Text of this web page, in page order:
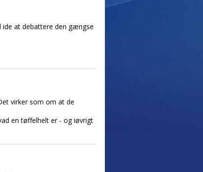
at debattere den gængse
virker som om at de
en tøffelhelt er - og iøvrigt